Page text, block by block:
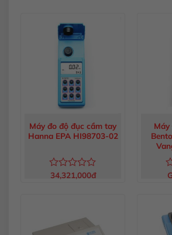
Máy đo độ đục cầm tay
Hanna EPA HI98703-02
Được
sao
34,321,000đ
5